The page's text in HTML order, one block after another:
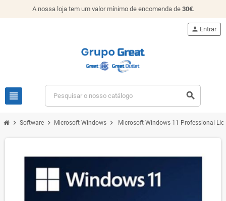
A nossa loja tem um valor mínimo de encomenda de 30€.
view_headline search
person Entrar
chevron_right Software chevron_right Microsoft Windows chevron_right Microsoft Windows 11 Professional